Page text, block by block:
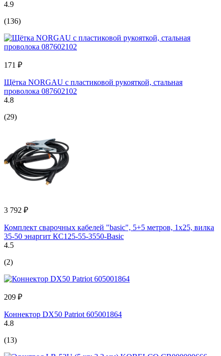
4.9
(136)
171 ₽
Щётка NORGAU с пластиковой рукояткой, стальная
проволока 087602102
4.8
(29)
3 792 ₽
Комплект сварочных кабелей "basic", 5+5 метров, 1x25, вилка
35-50 энаргит КС125-55-3550-Basic
4.5
(2)
209 ₽
Коннектор DX50 Patriot 605001864
4.8
(13)